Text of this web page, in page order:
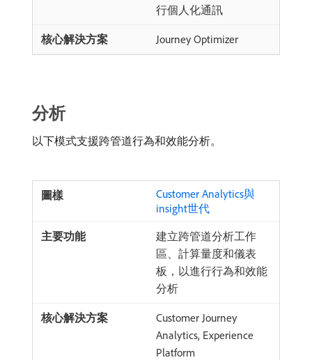
行個人化通訊
Journey Optimizer
分析
以下模式支援跨管道行為和效能分析。
Customer Analytics與
insight世代
建立跨管道分析工作
區、計算量度和儀表
板，以進行行為和效能
分析
Customer Journey
Analytics, Experience
Platform